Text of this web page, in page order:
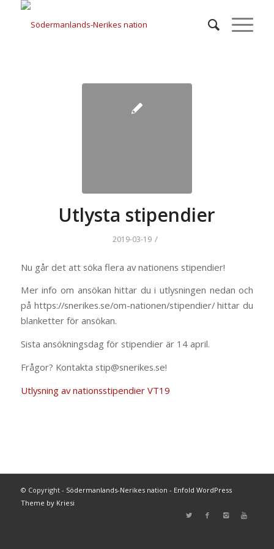
Utlysta stipendier
2019-03-19 /
Nu går det att söka flera av nationens stipendier!
Mer info om ansökan hittar du i utlysningen nedan och
på https://snerikes.se/om-nationen/stipendier/ hittar du
blanketter för ansökan.
Sista ansökningsdag för stipendier är 14 april.
Frågor? Kontakta stip@snerikes.se!
Utlysning av nationsstipendier VT19
© Copyright - Södermanlands-Nerikes nation - Enfold WordPress
Theme by Kriesi